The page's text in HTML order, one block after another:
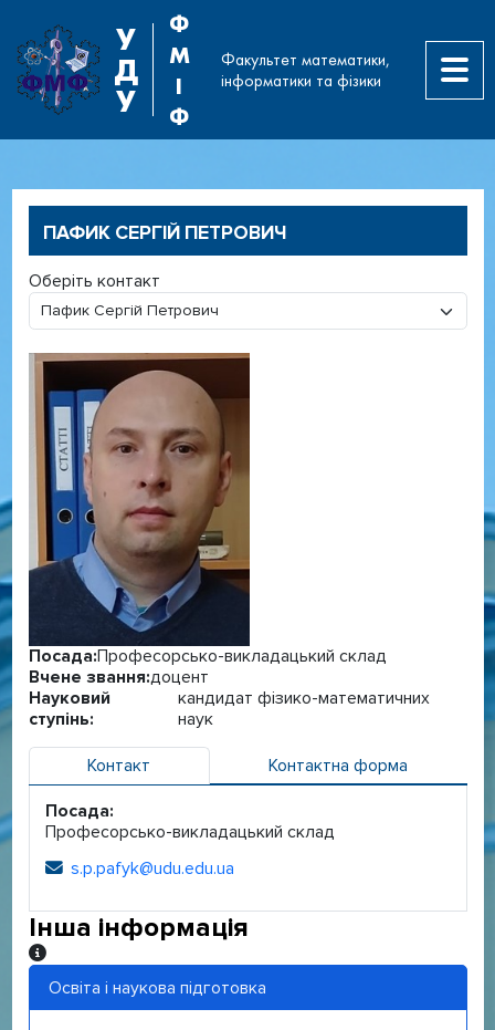
У
Д
У
Ф
М
І
Ф
Факультет математики,
інформатики та фізики
ПАФИК СЕРГІЙ ПЕТРОВИЧ
Оберіть контакт
Посада:Професорсько-викладацький склад
Вчене звання:доцент
Науковий
ступінь:
кандидат фізико-математичних
наук
Контакт Контактна форма
Посада:
Професорсько-викладацький склад
Електронна адреса:
s.p.pafyk@udu.edu.ua
Інша інформація
Інша інформація
Освіта і наукова підготовка